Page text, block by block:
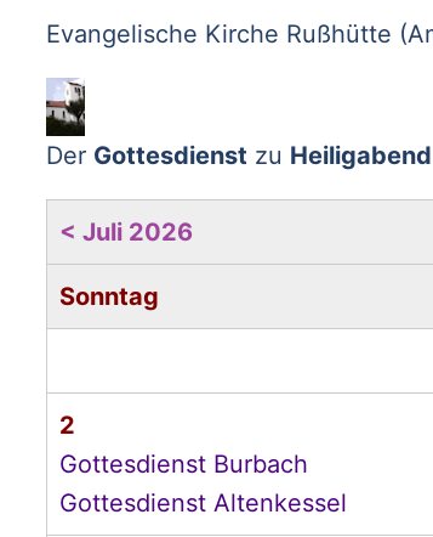
Evangelische Kirche Rußhütte
Der Gottesdienst zu Heiligabend
< Juli 2026
Sonntag
2
Gottesdienst Burbach
Gottesdienst Altenkessel